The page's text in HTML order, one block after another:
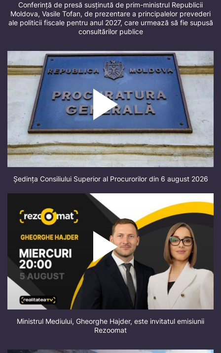
Conferință de presă susținută de prim-ministrul Republicii
Moldova, Vasile Tofan, de prezentare a principalelor prevederi
ale politicii fiscale pentru anul 2027, care urmează să fie supusă
consultărilor publice
Ședința Consiliului Superior al Procurorilor din 6 august 2026
Ministrul Mediului, Gheorghe Hajder, este invitatul emisiunii
Rezoomat